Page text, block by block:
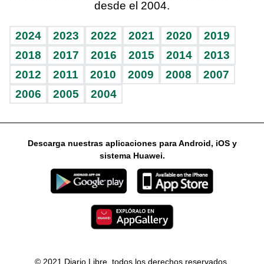
Vida y familia
Eñe
Celebrando la vida
Sin complejos
En pocas palabras
Escuchando al corazón
Economía Personal
Consulta Libre
BRV
TBT Deportivo
Más firmas
Guía del dinero
Horóscopos
desde el 2004.
2024 2023 2022 2021 2020
2019
2018
2017 2016 2015 2014
2013
2012
2011 2010 2009 2008
2007
2006
2005 2004
Descarga nuestras aplicaciones para Android, iOS y
sistema Huawei.
© 2021 Diario Libre, todos los derechos reservados.